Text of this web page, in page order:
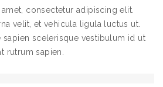
consectetur adipiscing elit.
velit, et vehicula ligula luctus ut.
sapien scelerisque vestibulum id ut
rutrum sapien.